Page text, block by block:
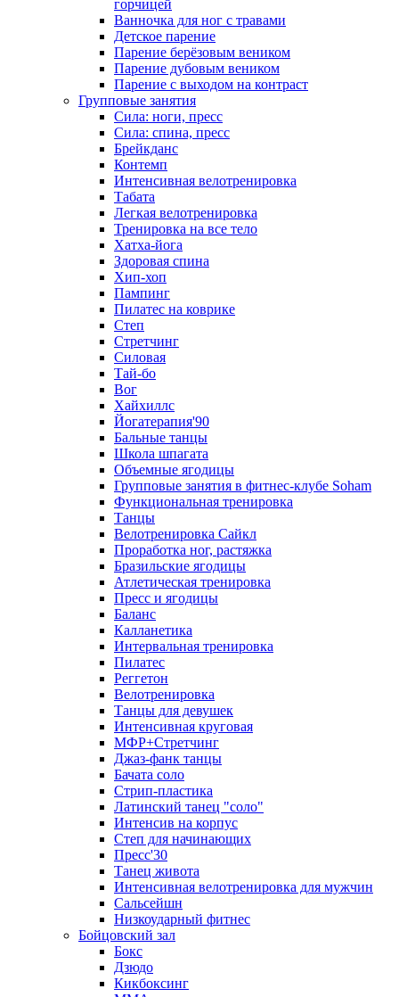
горчицей
Ванночка для ног с травами
Детское парение
Парение берёзовым веником
Парение дубовым веником
Парение с выходом на контраст
Групповые занятия
Сила: ноги, пресс
Сила: спина, пресс
Брейкданс
Контемп
Интенсивная велотренировка
Табата
Легкая велотренировка
Тренировка на все тело
Хатха-йога
Здоровая спина
Хип-хоп
Пампинг
Пилатес на коврике
Степ
Стретчинг
Силовая
Тай-бо
Вог
Хайхиллс
Йогатерапия'90
Бальные танцы
Школа шпагата
Объемные ягодицы
Групповые занятия в фитнес-клубе Soham
Функциональная тренировка
Танцы
Велотренировка Сайкл
Проработка ног, растяжка
Бразильские ягодицы
Атлетическая тренировка
Пресс и ягодицы
Баланс
Калланетика
Интервальная тренировка
Пилатес
Реггетон
Велотренировка
Танцы для девушек
Интенсивная круговая
МФР+Стретчинг
Джаз-фанк танцы
Бачата соло
Стрип-пластика
Латинский танец "соло"
Интенсив на корпус
Степ для начинающих
Пресс'30
Танец живота
Интенсивная велотренировка для мужчин
Сальсейшн
Низкоударный фитнес
Бойцовский зал
Бокс
Дзюдо
Кикбоксинг